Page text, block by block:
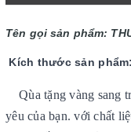
Tên gọi sản phẩm:
Kích thước sản
Qùa tặng vàng sang
yêu của bạn. với chất